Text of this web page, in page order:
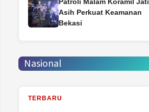
Asih Perkuat Keamanan
Bekasi
Nasional
TERBARU